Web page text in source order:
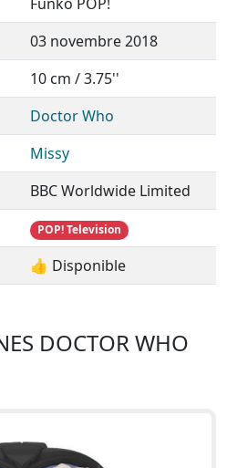
03 novembre 2018
10 cm / 3.75''
Doctor Who
Missy
BBC Worldwide Limited
POP! Television
👍 Disponible
DOCTOR WHO